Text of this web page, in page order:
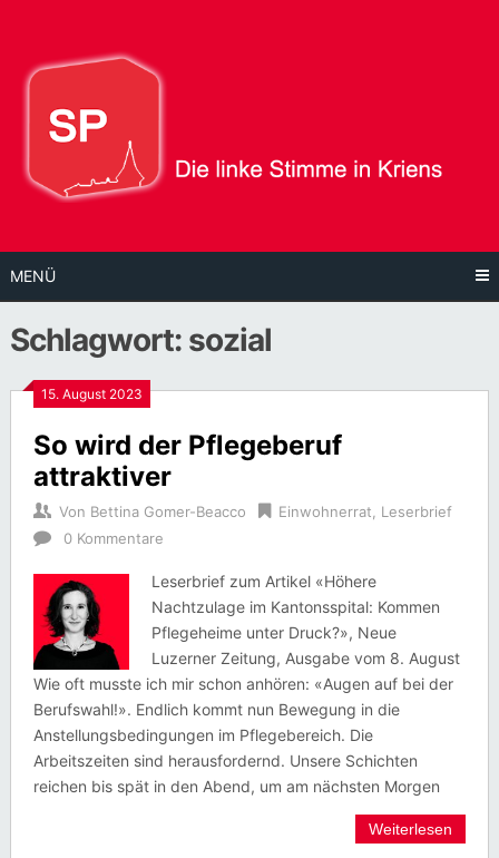
Inhalt
MENÜ
Schlagwort: sozial
15. August 2023
So wird der Pflegeberuf
attraktiver
Von Bettina Gomer-Beacco Einwohnerrat
Leserbrief
0 Kommentare
Leserbrief zum Artikel «Höhere
Nachtzulage im Kantonsspital: Kommen
Pflegeheime unter Druck?», Neue
Luzerner Zeitung, Ausgabe vom 8. August
Wie oft musste ich mir schon anhören: «Augen auf bei der
Berufswahl!». Endlich kommt nun Bewegung in die
Anstellungsbedingungen im Pflegebereich. Die
Arbeitszeiten sind herausfordernd. Unsere Schichten
reichen bis spät in den Abend, um am nächsten Morgen
Weiterlesen